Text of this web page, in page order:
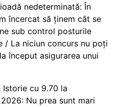
nedeterminată: În
încercat să ținem cât se
sub control posturile
/ La niciun concurs nu poți
început asigurarea unui
Istorie cu 9.70 la
Nu prea sunt mari